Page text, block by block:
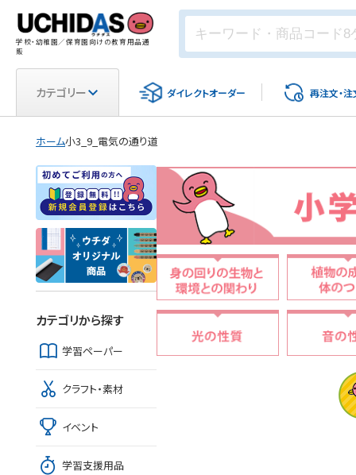
学校・幼稚園／保育園向けの教育用品通
販
カテゴリー ダイレクトオーダー 再注文・注
ホーム小3_9_電気の通り道
カテゴリから探す
学習ペーパー
クラフト・素材
イベント
学習支援用品